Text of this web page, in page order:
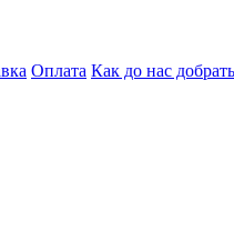
Оплата Как до нас